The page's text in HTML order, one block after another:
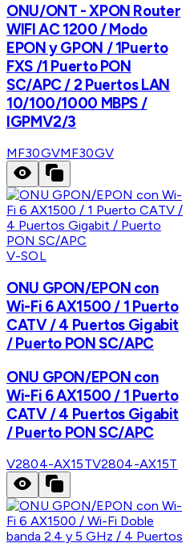
ONU/ONT - XPON Router
WIFI AC 1200 / Modo
EPON y GPON / 1Puerto
FXS /1 Puerto PON
SC/APC / 2 Puertos LAN
10/100/1000 MBPS /
IGPMV2/3
MF30GVMF30GV
V-SOL
ONU GPON/EPON con
Wi-Fi 6 AX1500 / 1 Puerto
CATV / 4 Puertos Gigabit
/ Puerto PON SC/APC
ONU GPON/EPON con
Wi-Fi 6 AX1500 / 1 Puerto
CATV / 4 Puertos Gigabit
/ Puerto PON SC/APC
V2804-AX15TV2804-AX15T